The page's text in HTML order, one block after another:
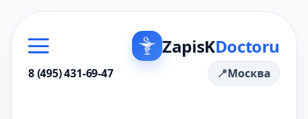
ZapisKDoctoru
8 (495) 431-69-47 Москва